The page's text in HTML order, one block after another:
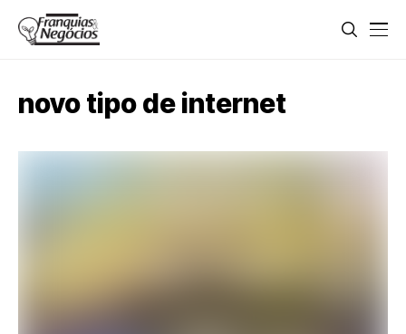
novo tipo de internet